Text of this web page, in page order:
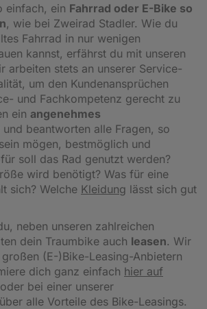
einfach, ein Fahrrad oder E-Bike so
, wie bei Zweirad Stadler. Wie du
Fahrrad in nur wenigen
kannst, erfährst du mit unseren
arbeiten stets an unserer Service-
um den Kundenansprüchen
und Fachkompetenz gerecht zu
ein angenehmes
und beantworten alle Fragen, so
mögen, bestmöglich und
soll das Rad genutzt werden?
wird benötigt? Was für eine
sich? Welche Kleidung lässt sich gut
neben unseren zahlreichen
dein Traumbike auch leasen. Wir
(E-)Bike-Leasing-Anbietern
dich ganz einfach hier auf
bei einer unserer
alle Vorteile des Bike-Leasings.